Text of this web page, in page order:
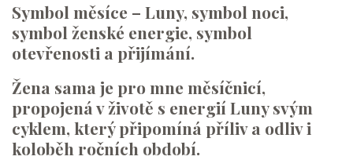
Symbol měsíce – Luny, symbol noci,
symbol ženské energie, symbol
otevřenosti a přijímání.
Žena sama je pro mne měsíčnicí,
propojená v životě s energií Luny svým
cyklem, který připomíná příliv a odliv i
koloběh ročních období.